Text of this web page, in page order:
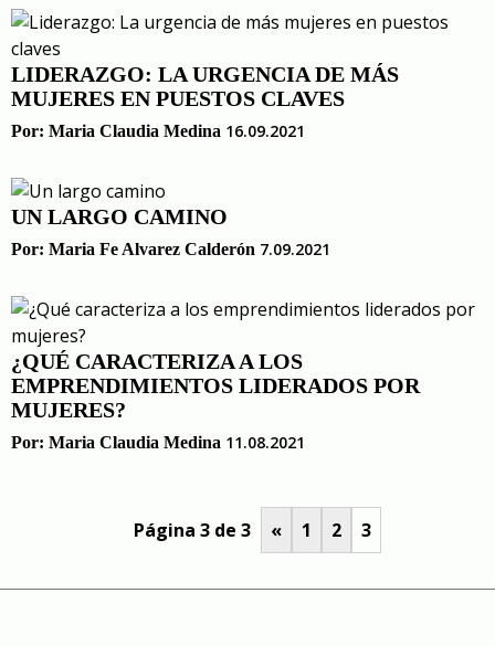
LIDERAZGO: LA URGENCIA DE MÁS
MUJERES EN PUESTOS CLAVES
Por: Maria Claudia Medina 16.09.2021
UN LARGO CAMINO
Por: Maria Fe Alvarez Calderón 7.09.2021
¿QUÉ CARACTERIZA A LOS
EMPRENDIMIENTOS LIDERADOS POR
MUJERES?
Por: Maria Claudia Medina 11.08.2021
Página 3 de 3 « 1 2 3